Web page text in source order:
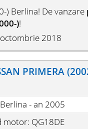
) Berlina! De vanzare
)!
2018
PRIMERA
- an 2005
motor: QG18DE